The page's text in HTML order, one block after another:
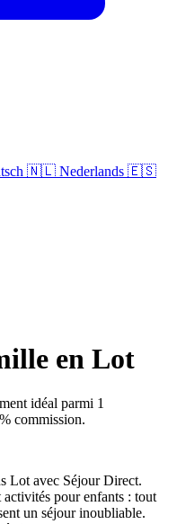
🇳🇱 Nederlands 🇪🇸
en Lot
idéal parmi 1
commission.
Lot avec Séjour Direct.
pour enfants : tout
un séjour inoubliable.